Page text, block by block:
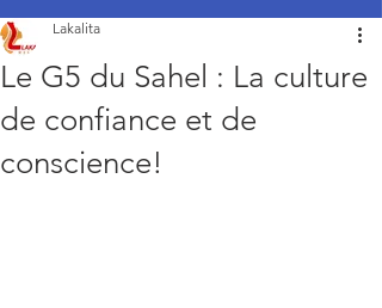
Le G5 du Sahel : La culture
de confiance et de
conscience!
Lakalita